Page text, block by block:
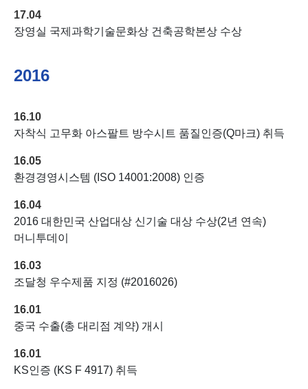
17.04
장영실 국제과학기술문화상 건축공학본상 수상
2016
16.10
자착식 고무화 아스팔트 방수시트 품질인증(Q마크) 취득
16.05
환경경영시스템 (ISO 14001:2008) 인증
16.04
2016 대한민국 산업대상 신기술 대상 수상(2년 연속)
머니투데이
16.03
조달청 우수제품 지정 (#2016026)
16.01
중국 수출(총 대리점 계약) 개시
16.01
KS인증 (KS F 4917) 취득